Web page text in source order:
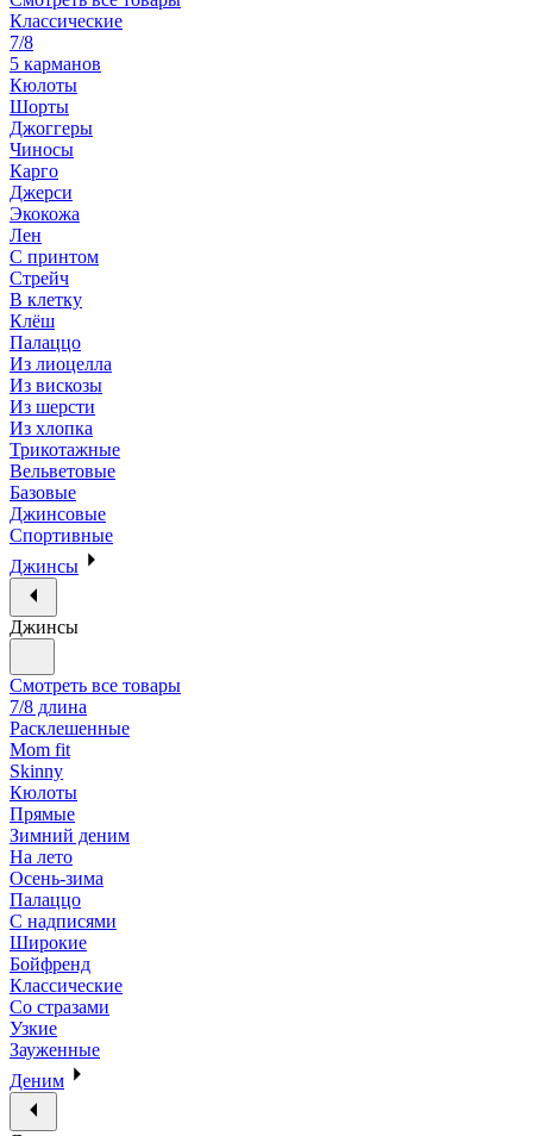
Классические
7/8
5 карманов
Кюлоты
Шорты
Джоггеры
Чиносы
Карго
Джерси
Экокожа
Лен
С принтом
Стрейч
В клетку
Клёш
Палаццо
Из лиоцелла
Из вискозы
Из шерсти
Из хлопка
Трикотажные
Вельветовые
Базовые
Джинсовые
Спортивные
Джинсы
Джинсы
Смотреть все товары
7/8 длина
Расклешенные
Mom fit
Skinny
Кюлоты
Прямые
Зимний деним
На лето
Осень-зима
Палаццо
С надписями
Широкие
Бойфренд
Классические
Со стразами
Узкие
Зауженные
Деним